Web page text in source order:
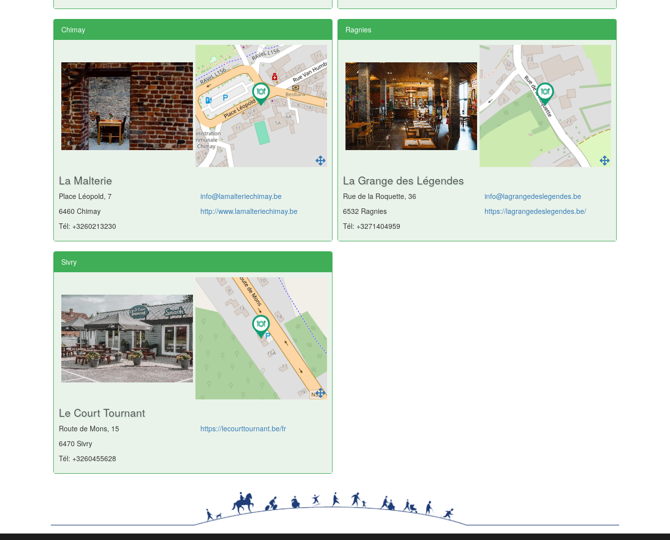
Chimay
La Malterie
Place Léopold, 7
6460 Chimay
Tél: +3260213230
info@lamalteriechimay.be
http://www.lamalteriechimay.be
Ragnies
La Grange des Légendes
Rue de la Roquette, 36
6532 Ragnies
Tél: +3271404959
info@lagrangedeslegendes.be
https://lagrangedeslegendes.be/
Sivry
Le Court Tournant
Route de Mons, 15
6470 Sivry
Tél: +3260455628
https://lecourttournant.be/fr